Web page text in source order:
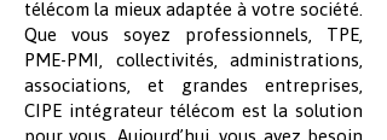
télécom la mieux adaptée à votre société.
Que vous soyez professionnels, TPE,
PME-PMI, collectivités, administrations,
associations, et grandes entreprises,
CIPE intégrateur télécom est la solution
pour vous. Aujourd’hui, vous avez besoin